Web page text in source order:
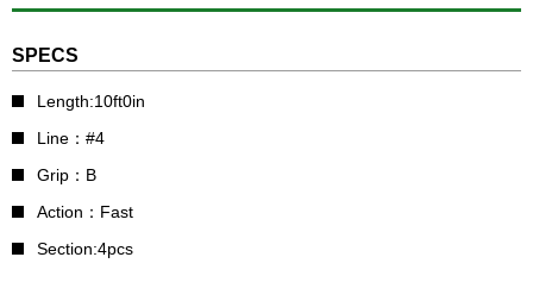
SPECS
Length:10ft0in
Line：#4
Grip：B
Action：Fast
Section:4pcs